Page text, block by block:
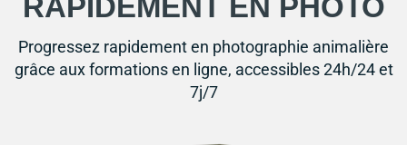
RAPIDEMENT EN PHOTO
Progressez rapidement en photographie animalière
grâce aux formations en ligne, accessibles 24h/24 et
7j/7